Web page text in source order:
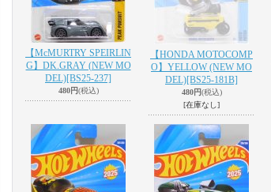
【McMURTRY SPEIRLIN
G】DK.GRAY (NEW MO
DEL)[BS25-237]
480円(税込)
【HONDA MOTOCOMP
O】YELLOW (NEW MO
DEL)[BS25-181B]
480円(税込)
[在庫なし]